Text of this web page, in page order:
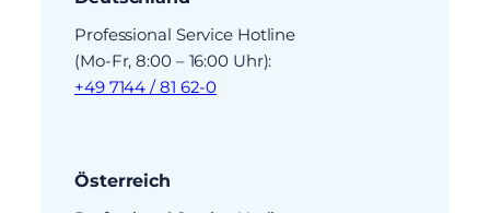
Professional Service Hotline
(Mo-Fr, 8:00 – 16:00 Uhr):
+49 7144 / 81 62-0
Österreich